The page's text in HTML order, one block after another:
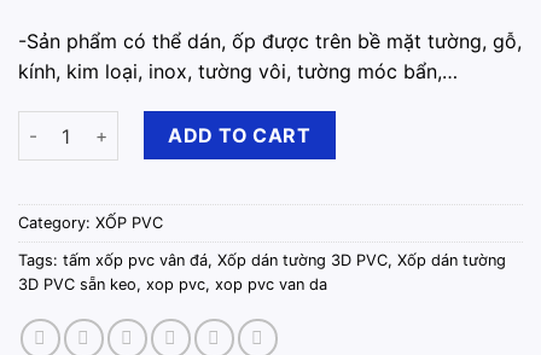
-️Sản phẩm có thể dán, ốp được trên bề mặt tường, gỗ,
kính, kim loại, inox, tường vôi, tường móc bẩn,…
Xốp Dán Tường 3D PVC Đá Trắng Chỉ Vàng Sẵn Keo 60cm x
ADD TO CART
Category: XỐP PVC
Tags: tấm xốp pvc vân đá, Xốp dán tường 3D PVC, Xốp dán tường
3D PVC sẵn keo, xop pvc, xop pvc van da